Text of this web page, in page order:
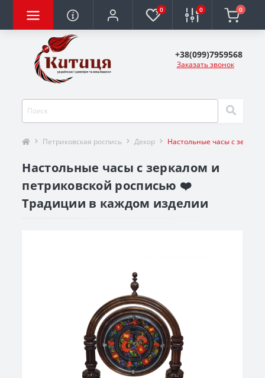
0 0 0
+38(099)7959568
Заказать звонок
Петриковская роспись Декор Настольные часы с
Настольные часы с зеркалом и
петриковской росписью ❤️
Традиции в каждом изделии